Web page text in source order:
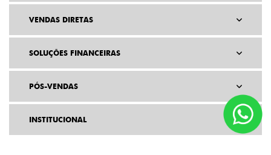
VENDAS DIRETAS
SOLUÇÕES FINANCEIRAS
PÓS-VENDAS
INSTITUCIONAL